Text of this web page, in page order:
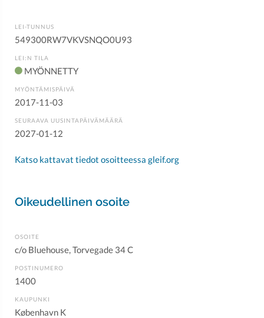
LEI-TUNNUS
549300RW7VKVSNQO0U93
LEI:N TILA
MYÖNNETTY
MYÖNTÄMISPÄIVÄ
2017-11-03
SEURAAVA UUSINTAPÄIVÄMÄÄRÄ
2027-01-12
Katso kattavat tiedot osoitteessa gleif.org
Oikeudellinen osoite
OSOITE
c/o Bluehouse, Torvegade 34 C
POSTINUMERO
1400
KAUPUNKI
København K